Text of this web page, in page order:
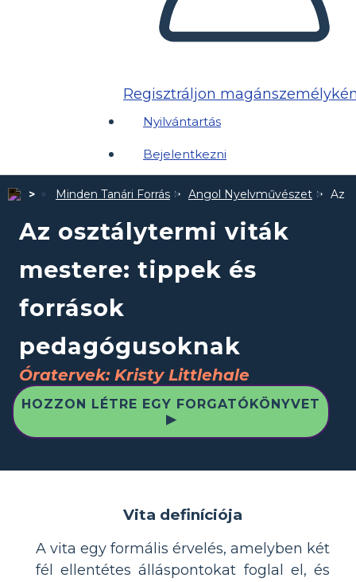
Regisztráljon
Nyilvántartás
Bejelentkezni
Minden Tanári Forrás Angol Nyelvművészet Az
Az osztálytermi viták
mestere: tippek és
források
pedagógusoknak
Óratervek: Kristy Littlehale
HOZZON LÉTRE EGY FORGATÓKÖNYVET
▶
Vita definíciója
A vita egy formális érvelés, amelyben két
fél ellentétes álláspontokat foglal el, és